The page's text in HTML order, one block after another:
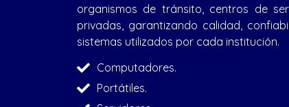
organismos de tránsito, centros de
privadas, garantizando calidad,
sistemas utilizados por cada institución.
Computadores.
Portátiles.